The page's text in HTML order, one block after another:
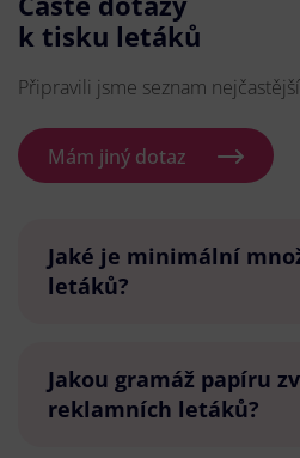
k tisku letáků
Připravili jsme seznam
Mám jiný dotaz
Jaké je minimální
letáků?
Jakou gramáž papíru
reklamních letáků?